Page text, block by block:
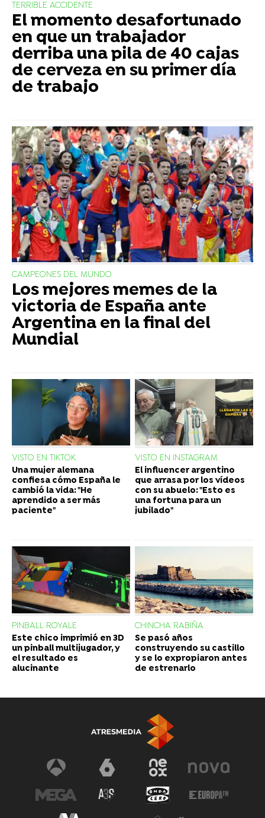
TERRIBLE ACCIDENTE
El momento desafortunado
en que un trabajador
derriba una pila de 40 cajas
de cerveza en su primer día
de trabajo
CAMPEONES DEL MUNDO
Los mejores memes de la
victoria de España ante
Argentina en la final del
Mundial
VISTO EN TIKTOK
Una mujer alemana
confiesa cómo España le
cambió la vida: "He
aprendido a ser más
paciente"
VISTO EN INSTAGRAM
El influencer argentino
que arrasa por los vídeos
con su abuelo: "Esto es
una fortuna para un
jubilado"
PINBALL ROYALE
Este chico imprimió en 3D
un pinball multijugador, y
el resultado es
alucinante
CHINCHA RABIÑA
Se pasó años
construyendo su castillo
y se lo expropiaron antes
de estrenarlo